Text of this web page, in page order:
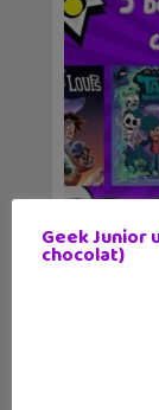
5
Geek Junior
chocolat)